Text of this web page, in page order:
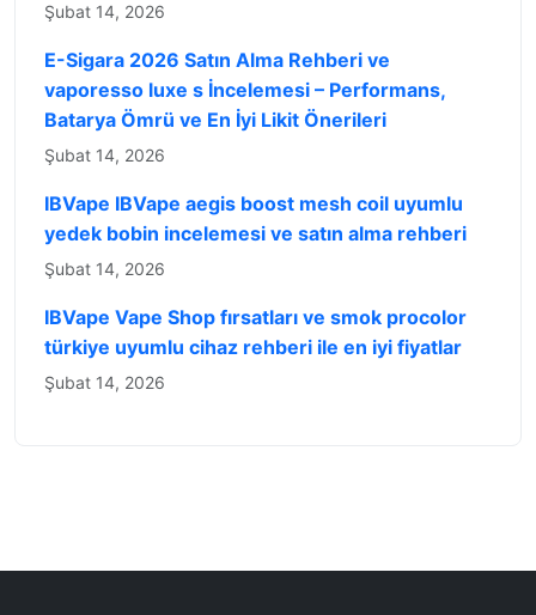
Şubat 14, 2026
E-Sigara 2026 Satın Alma Rehberi ve
vaporesso luxe s İncelemesi – Performans,
Batarya Ömrü ve En İyi Likit Önerileri
Şubat 14, 2026
IBVape IBVape aegis boost mesh coil uyumlu
yedek bobin incelemesi ve satın alma rehberi
Şubat 14, 2026
IBVape Vape Shop fırsatları ve smok procolor
türkiye uyumlu cihaz rehberi ile en iyi fiyatlar
Şubat 14, 2026